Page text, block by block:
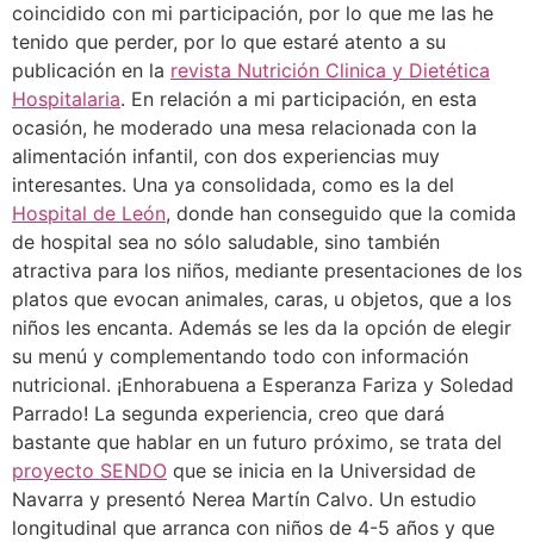
coincidido con mi participación, por lo que me las he
tenido que perder, por lo que estaré atento a su
publicación en la revista Nutrición Clinica y Dietética
Hospitalaria. En relación a mi participación, en esta
ocasión, he moderado una mesa relacionada con la
alimentación infantil, con dos experiencias muy
interesantes. Una ya consolidada, como es la del
Hospital de León, donde han conseguido que la comida
de hospital sea no sólo saludable, sino también
atractiva para los niños, mediante presentaciones de los
platos que evocan animales, caras, u objetos, que a los
niños les encanta. Además se les da la opción de elegir
su menú y complementando todo con información
nutricional. ¡Enhorabuena a Esperanza Fariza y Soledad
Parrado! La segunda experiencia, creo que dará
bastante que hablar en un futuro próximo, se trata del
proyecto SENDO que se inicia en la Universidad de
Navarra y presentó Nerea Martín Calvo. Un estudio
longitudinal que arranca con niños de 4-5 años y que